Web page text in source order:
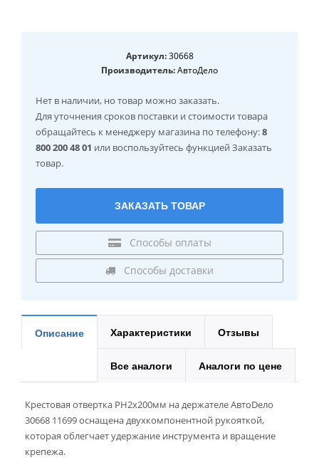
Артикул:30668
Производитель:АвтоДело
Нет в наличии, но товар можно заказать.
Для уточнения сроков поставки и стоимости товара
обращайтесь к менеджеру магазина по телефону:8
800 200 48 01 или воспользуйтесь функцией Заказать
товар.
ЗАКАЗАТЬ ТОВАР
Способы оплаты
Способы доставки
Описание Характеристики Отзывы
Все аналоги Аналоги по цене
Крестовая отвертка PH2x200мм на держателе АвтоDело
30668 11699 оснащена двухкомпонентной рукояткой,
которая облегчает удержание инструмента и вращение
крепежа.